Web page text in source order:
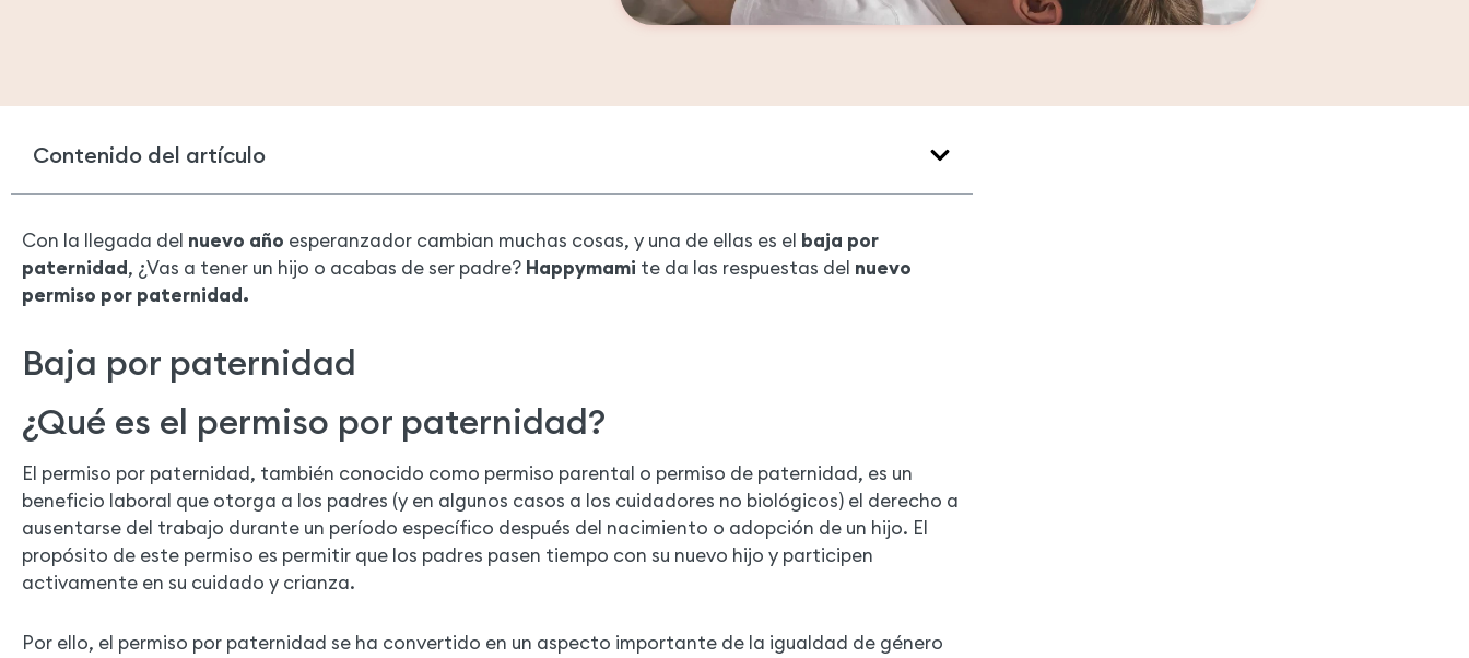
Contenido del artículo
Con la llegada del nuevo año esperanzador cambian muchas cosas, y una de ellas es el baja por
paternidad, ¿Vas a tener un hijo o acabas de ser padre? Happymami te da las respuestas del nuevo
permiso por paternidad.
Baja por paternidad
¿Qué es el permiso por paternidad?
El permiso por paternidad, también conocido como permiso parental o permiso de paternidad, es un
beneficio laboral que otorga a los padres (y en algunos casos a los cuidadores no biológicos) el derecho a
ausentarse del trabajo durante un período específico después del nacimiento o adopción de un hijo. El
propósito de este permiso es permitir que los padres pasen tiempo con su nuevo hijo y participen
activamente en su cuidado y crianza.
Por ello, el permiso por paternidad se ha convertido en un aspecto importante de la igualdad de género